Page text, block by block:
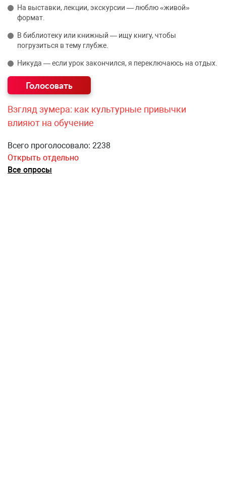
На выставки, лекции, экскурсии — люблю «живой»
формат.
В библиотеку или книжный — ищу книгу, чтобы
погрузиться в тему глубже.
Никуда — если урок закончился, я переключаюсь на отдых.
Взгляд зумера: как культурные привычки
влияют на обучение
Всего проголосовало: 2238
Открыть отдельно
Все опросы